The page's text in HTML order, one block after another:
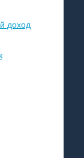
доход